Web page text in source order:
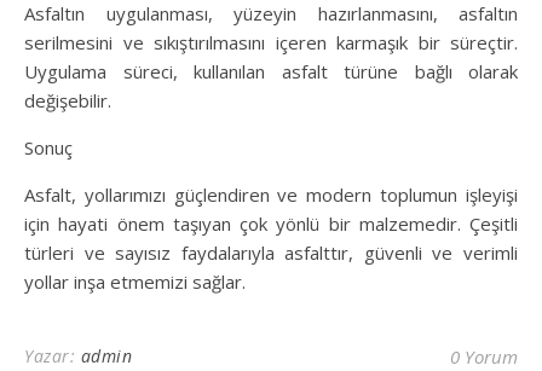
Asfaltın uygulanması, yüzeyin hazırlanmasını, asfaltın
serilmesini ve sıkıştırılmasını içeren karmaşık bir süreçtir.
Uygulama süreci, kullanılan asfalt türüne bağlı olarak
değişebilir.
Sonuç
Asfalt, yollarımızı güçlendiren ve modern toplumun işleyişi
için hayati önem taşıyan çok yönlü bir malzemedir. Çeşitli
türleri ve sayısız faydalarıyla asfalttır, güvenli ve verimli
yollar inşa etmemizi sağlar.
Yazar: admin 0 Yorum